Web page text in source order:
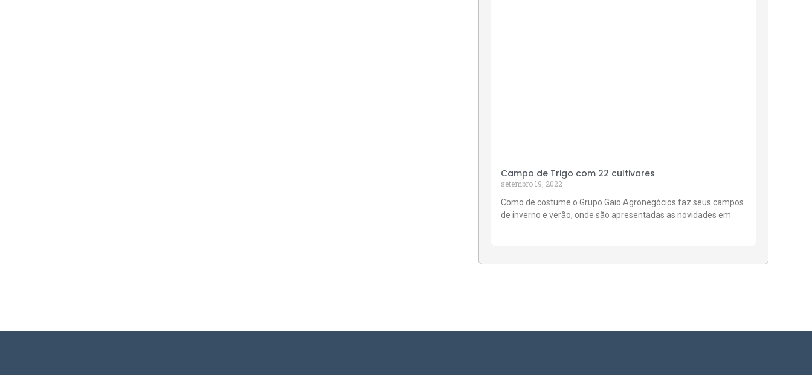
Campo de Trigo com 22 cultivares
setembro 19, 2022
Como de costume o Grupo Gaio Agronegócios faz seus campos
de inverno e verão, onde são apresentadas as novidades em